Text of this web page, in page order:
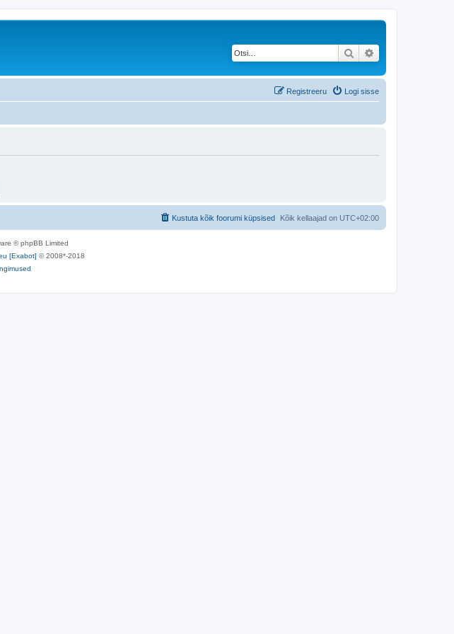
Otsi
Logi sisse
Registreeru
Kõik kellaajad on UTC+02:00
Kustuta kõik foorumi küpsised
© phpBB Limited
[Exabot] © 2008*-2018